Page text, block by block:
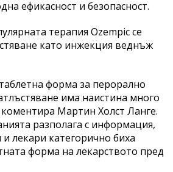
ефикасност и безопасност.
терапия Ozempic се
като инжекция веднъж
форма за перорално
има наистина много
Мартин Холст Ланге.
разполага с информация,
лекари категорично биха
форма на лекарството пред